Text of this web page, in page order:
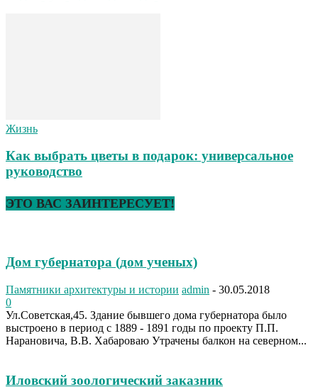
Жизнь
Как выбрать цветы в подарок: универсальное
руководство
ЭТО ВАС ЗАИНТЕРЕСУЕТ!
Дом губернатора (дом ученых)
Памятники архитектуры и истории admin - 30.05.2018
0
Ул.Советская,45. Здание бывшего дома губернатора было
выстроено в период с 1889 - 1891 годы по проекту П.П.
Нарановича, В.В. Хабароваю Утрачены балкон на северном...
Иловский зоологический заказник